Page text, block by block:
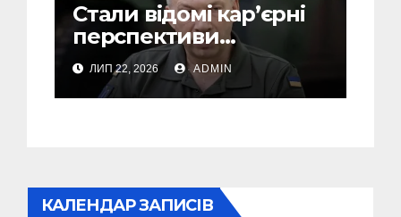
Стали відомі кар’єрні
перспективи
Сирського після
звільнення з посади
Головкому ВСУ
ЛИП 22, 2026 ADMIN
КАЛЕНДАР ЗАПИСІВ